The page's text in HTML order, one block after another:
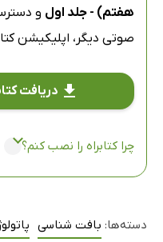
هفتم) - جلد اول و
صوتی دیگر، اپلیکیشن
دریافت
چرا کتابراه را نصب کنم؟
دسته‌ها: بافت شناسی